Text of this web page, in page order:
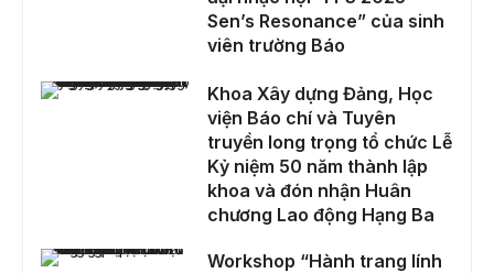
Sen’s Resonance” của sinh
viên trường Báo
Khoa Xây dựng Đảng, Học viện Báo chí và Tuyên truyền long trọng tổ chức Lễ Kỷ niệm 50 năm thành lập khoa và đón nhận Huân chương Lao động Hạng Ba
Khoa Xây dựng Đảng, Học
viện Báo chí và Tuyên
truyền long trọng tổ chức Lễ
Kỷ niệm 50 năm thành lập
khoa và đón nhận Huân
chương Lao động Hạng Ba
Workshop “Hành trang lính mới”: Từ trải nghiệm lịch sử đến niềm tự hào Việt Nam
Workshop “Hành trang lính